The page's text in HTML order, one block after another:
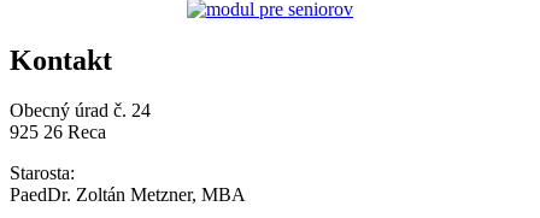
Kontakt
Obecný úrad č. 24
925 26 Reca
Starosta:
PaedDr. Zoltán Metzner, MBA